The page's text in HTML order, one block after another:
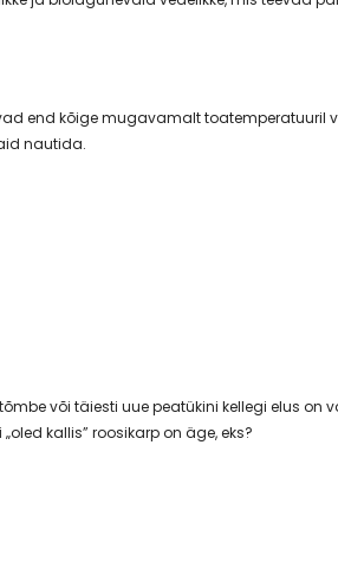
end kõige mugavamalt toatemperatuuril
nautida.
või täiesti uue peatükini kellegi elus on
kallis” roosikarp on äge, eks?